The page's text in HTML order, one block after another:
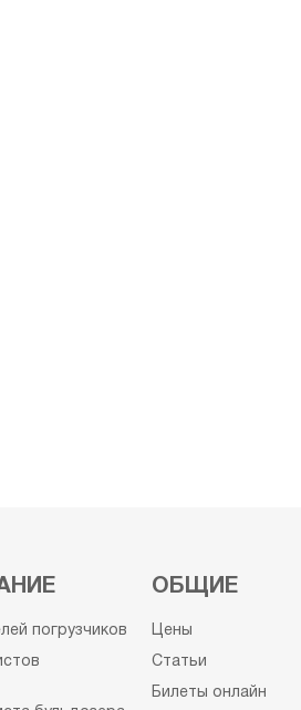
погрузчиков
ОБЩИЕ
Цены
Статьи
Билеты онлайн